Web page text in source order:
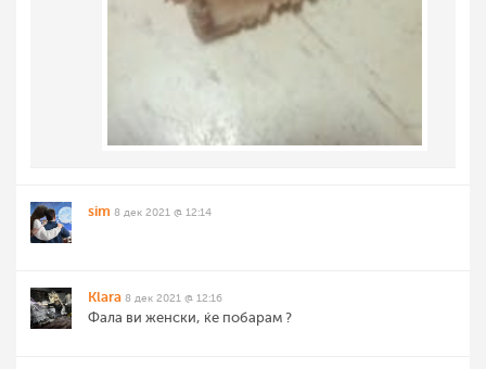
sim 8 дек 2021 @ 12:14
Klara 8 дек 2021 @ 12:16
Фала ви женски, ќе побарам ?